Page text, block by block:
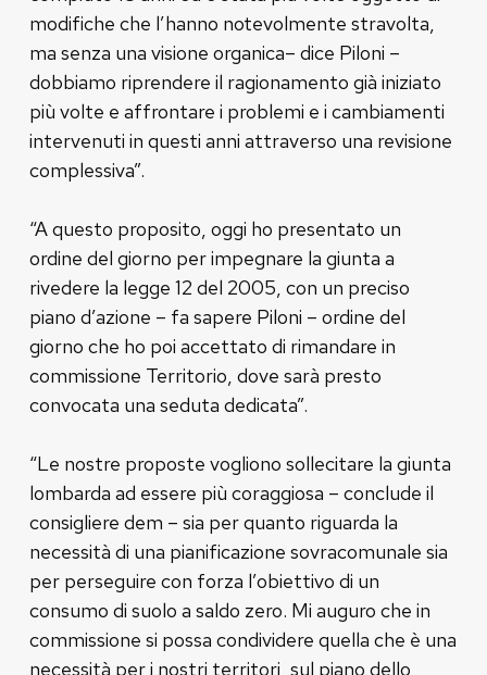
modifiche che l’hanno notevolmente stravolta,
ma senza una visione organica– dice Piloni –
dobbiamo riprendere il ragionamento già iniziato
più volte e affrontare i problemi e i cambiamenti
intervenuti in questi anni attraverso una revisione
complessiva”.
“A questo proposito, oggi ho presentato un
ordine del giorno per impegnare la giunta a
rivedere la legge 12 del 2005, con un preciso
piano d’azione – fa sapere Piloni – ordine del
giorno che ho poi accettato di rimandare in
commissione Territorio, dove sarà presto
convocata una seduta dedicata”.
“Le nostre proposte vogliono sollecitare la giunta
lombarda ad essere più coraggiosa – conclude il
consigliere dem – sia per quanto riguarda la
necessità di una pianificazione sovracomunale sia
per perseguire con forza l’obiettivo di un
consumo di suolo a saldo zero. Mi auguro che in
commissione si possa condividere quella che è una
necessità per i nostri territori, sul piano dello